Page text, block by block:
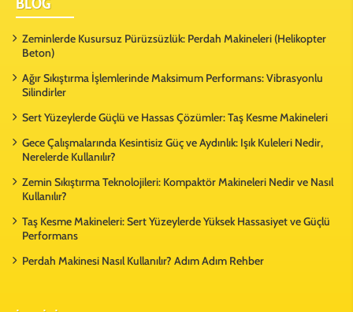
Zeminlerde Kusursuz Pürüzsüzlük: Perdah Makineleri (Helikopter
Beton)
Ağır Sıkıştırma İşlemlerinde Maksimum Performans: Vibrasyonlu
Silindirler
Sert Yüzeylerde Güçlü ve Hassas Çözümler: Taş Kesme Makineleri
Gece Çalışmalarında Kesintisiz Güç ve Aydınlık: Işık Kuleleri Nedir,
Nerelerde Kullanılır?
Zemin Sıkıştırma Teknolojileri: Kompaktör Makineleri Nedir ve Nasıl
Kullanılır?
Taş Kesme Makineleri: Sert Yüzeylerde Yüksek Hassasiyet ve Güçlü
Performans
Perdah Makinesi Nasıl Kullanılır? Adım Adım Rehber